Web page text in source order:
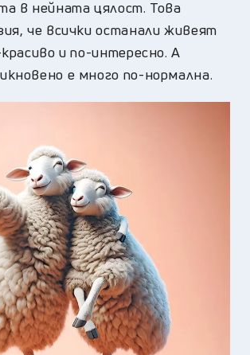
в нейната цялост. Това
че всички останали живеят
и по-интересно. А
е много по-нормална.